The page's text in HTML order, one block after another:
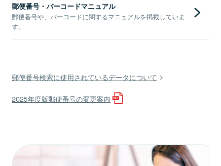
郵便番号・バーコードマニュアル
郵便番号や、バーコードに関するマニュアルを掲載していま
す。
郵便番号検索に使用されているデータについて
2025年度版郵便番号の変更案内